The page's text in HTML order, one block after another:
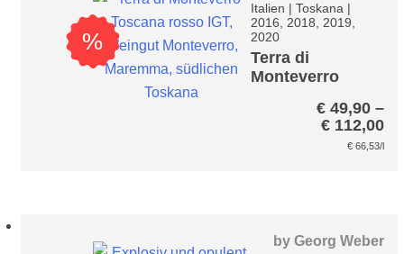
%
Italien | Toskana|
2016, 2018, 2019,
2020
Terra di
Monteverro
€ 49,90 –
€ 112,00
€
€ 66,53/l
byGeorg Weber